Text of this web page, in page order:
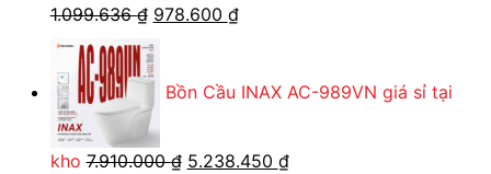
1.099.636₫ Giá
gốc
là:
1.099.636 ₫.
978.600 ₫Giá
là:
Bồn Cầu INAX AC-989VN giá sỉ tại
kho 7.910.000₫ Giá
5.238.450 ₫Giá